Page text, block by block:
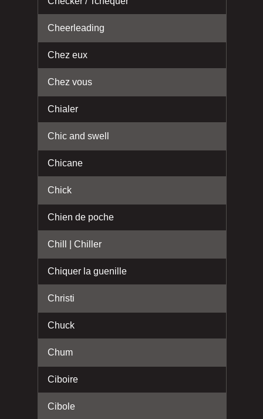
Cheerleading
Chez eux
Chez vous
Chialer
Chic and swell
Chicane
Chick
Chien de poche
Chill | Chiller
Chiquer la guenille
Christi
Chuck
Chum
Ciboire
Cibole